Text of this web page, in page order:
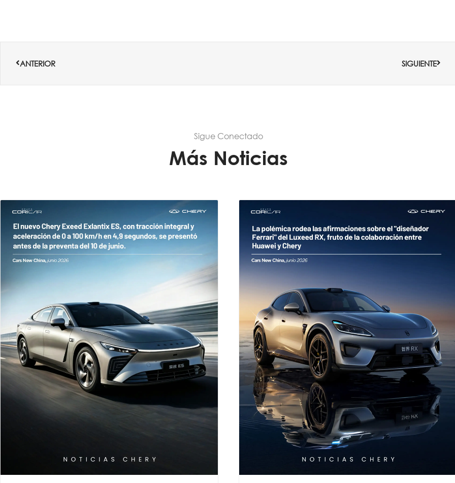
ANTERIOR
SIGUIENTE
Sigue Conectado
Más Noticias
Exeed Exlantix ES 2026: CHERY sigue
apostando por asistencia inteligente y
alto desempeño
CHERY continúa demostrando su enfoque global
hacia la innovación con el nuevo Exeed Exlantix ES
Luxeed RX: una mirada a la movilidad
inteligente desarrollada por Chery y
Huawei
La industria automotriz global avanza hacia
vehículos cada vez más inteligentes, conectados y
tecnológicos. En esa dirección se encuentra el
Luxeed RX, un nuevo SUV